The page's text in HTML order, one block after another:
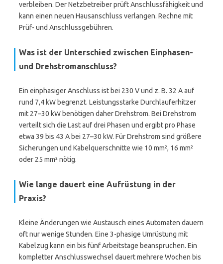
verbleiben. Der Netzbetreiber prüft Anschlussfähigkeit und
kann einen neuen Hausanschluss verlangen. Rechne mit
Prüf- und Anschlussgebühren.
Was ist der Unterschied zwischen Einphasen-
und Drehstromanschluss?
Ein einphasiger Anschluss ist bei 230 V und z. B. 32 A auf
rund 7,4 kW begrenzt. Leistungsstarke Durchlauferhitzer
mit 27–30 kW benötigen daher Drehstrom. Bei Drehstrom
verteilt sich die Last auf drei Phasen und ergibt pro Phase
etwa 39 bis 43 A bei 27–30 kW. Für Drehstrom sind größere
Sicherungen und Kabelquerschnitte wie 10 mm², 16 mm²
oder 25 mm² nötig.
Wie lange dauert eine Aufrüstung in der
Praxis?
Kleine Änderungen wie Austausch eines Automaten dauern
oft nur wenige Stunden. Eine 3-phasige Umrüstung mit
Kabelzug kann ein bis fünf Arbeitstage beanspruchen. Ein
kompletter Anschlusswechsel dauert mehrere Wochen bis